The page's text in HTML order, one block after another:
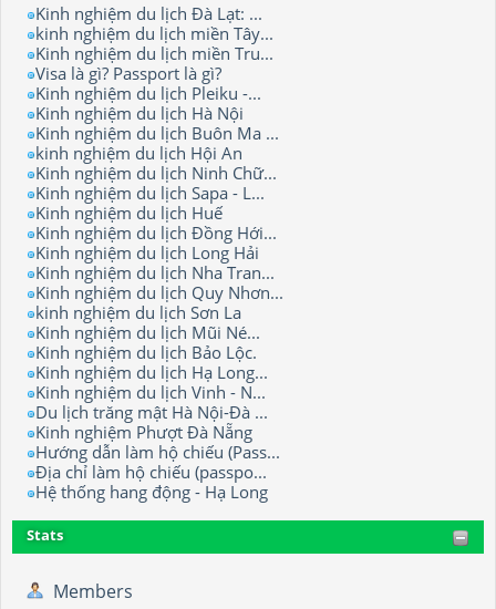
Kinh nghiệm du lịch Đà Lạt: ...
kinh nghiệm du lịch miền Tây...
Kinh nghiệm du lịch miền Tru...
Visa là gì? Passport là gì?
Kinh nghiệm du lịch Pleiku -...
Kinh nghiệm du lịch Hà Nội
Kinh nghiệm du lịch Buôn Ma ...
kinh nghiệm du lịch Hội An
Kinh nghiệm du lịch Ninh Chữ...
Kinh nghiệm du lịch Sapa - L...
Kinh nghiệm du lịch Huế
Kinh nghiệm du lịch Đồng Hới...
Kinh nghiệm du lịch Long Hải
Kinh nghiệm du lịch Nha Tran...
Kinh nghiệm du lịch Quy Nhơn...
kinh nghiệm du lịch Sơn La
Kinh nghiệm du lịch Mũi Né...
Kinh nghiệm du lịch Bảo Lộc.
Kinh nghiệm du lịch Hạ Long...
Kinh nghiệm du lịch Vinh - N...
Du lịch trăng mật Hà Nội-Đà ...
Kinh nghiệm Phượt Đà Nẵng
Hướng dẫn làm hộ chiếu (Pass...
Địa chỉ làm hộ chiếu (passpo...
Hệ thống hang động - Hạ Long
Stats
Members